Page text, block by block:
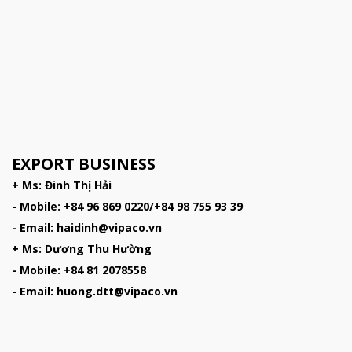
EXPORT BUSINESS
+ Ms: Đinh Thị Hải
- Mobile: +84 96 869 0220/+84 98 755 93 39
- Email: haidinh@vipaco.vn
+ Ms: Dương Thu Hường
- Mobile: +84 81 2078558
- Email: huong.dtt@vipaco.vn